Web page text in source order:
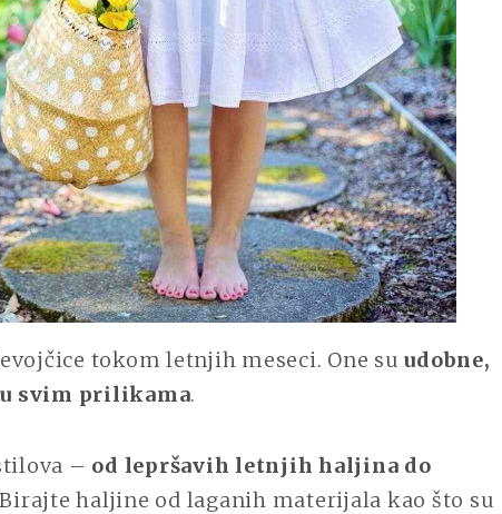
tokom letnjih meseci. One suudobne,
svim prilikama.
– od lepršavih letnjih haljina do
Birajte haljine od laganih materijala kao što su